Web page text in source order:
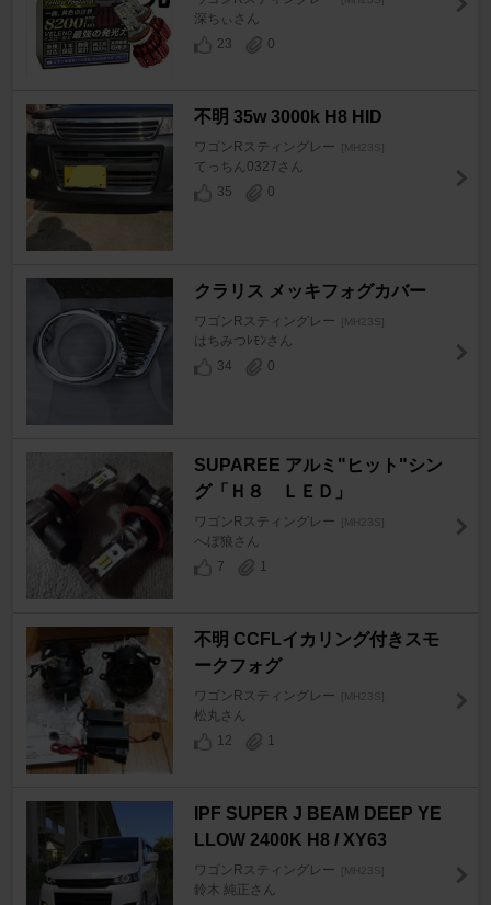
深ちぃさん
23
0
不明 35w 3000k H8 HID
ワゴンRスティングレー [MH23S]
てっちん0327さん
35
0
クラリス メッキフォグカバー
ワゴンRスティングレー [MH23S]
はちみつﾚﾓﾝさん
34
0
SUPAREE アルミ"ヒット"シン
グ「Ｈ８ ＬＥＤ」
ワゴンRスティングレー [MH23S]
へぼ狼さん
7
1
不明 CCFLイカリング付きスモ
ークフォグ
ワゴンRスティングレー [MH23S]
松丸さん
12
1
IPF SUPER J BEAM DEEP YE
LLOW 2400K H8 / XY63
ワゴンRスティングレー [MH23S]
鈴木 純正さん